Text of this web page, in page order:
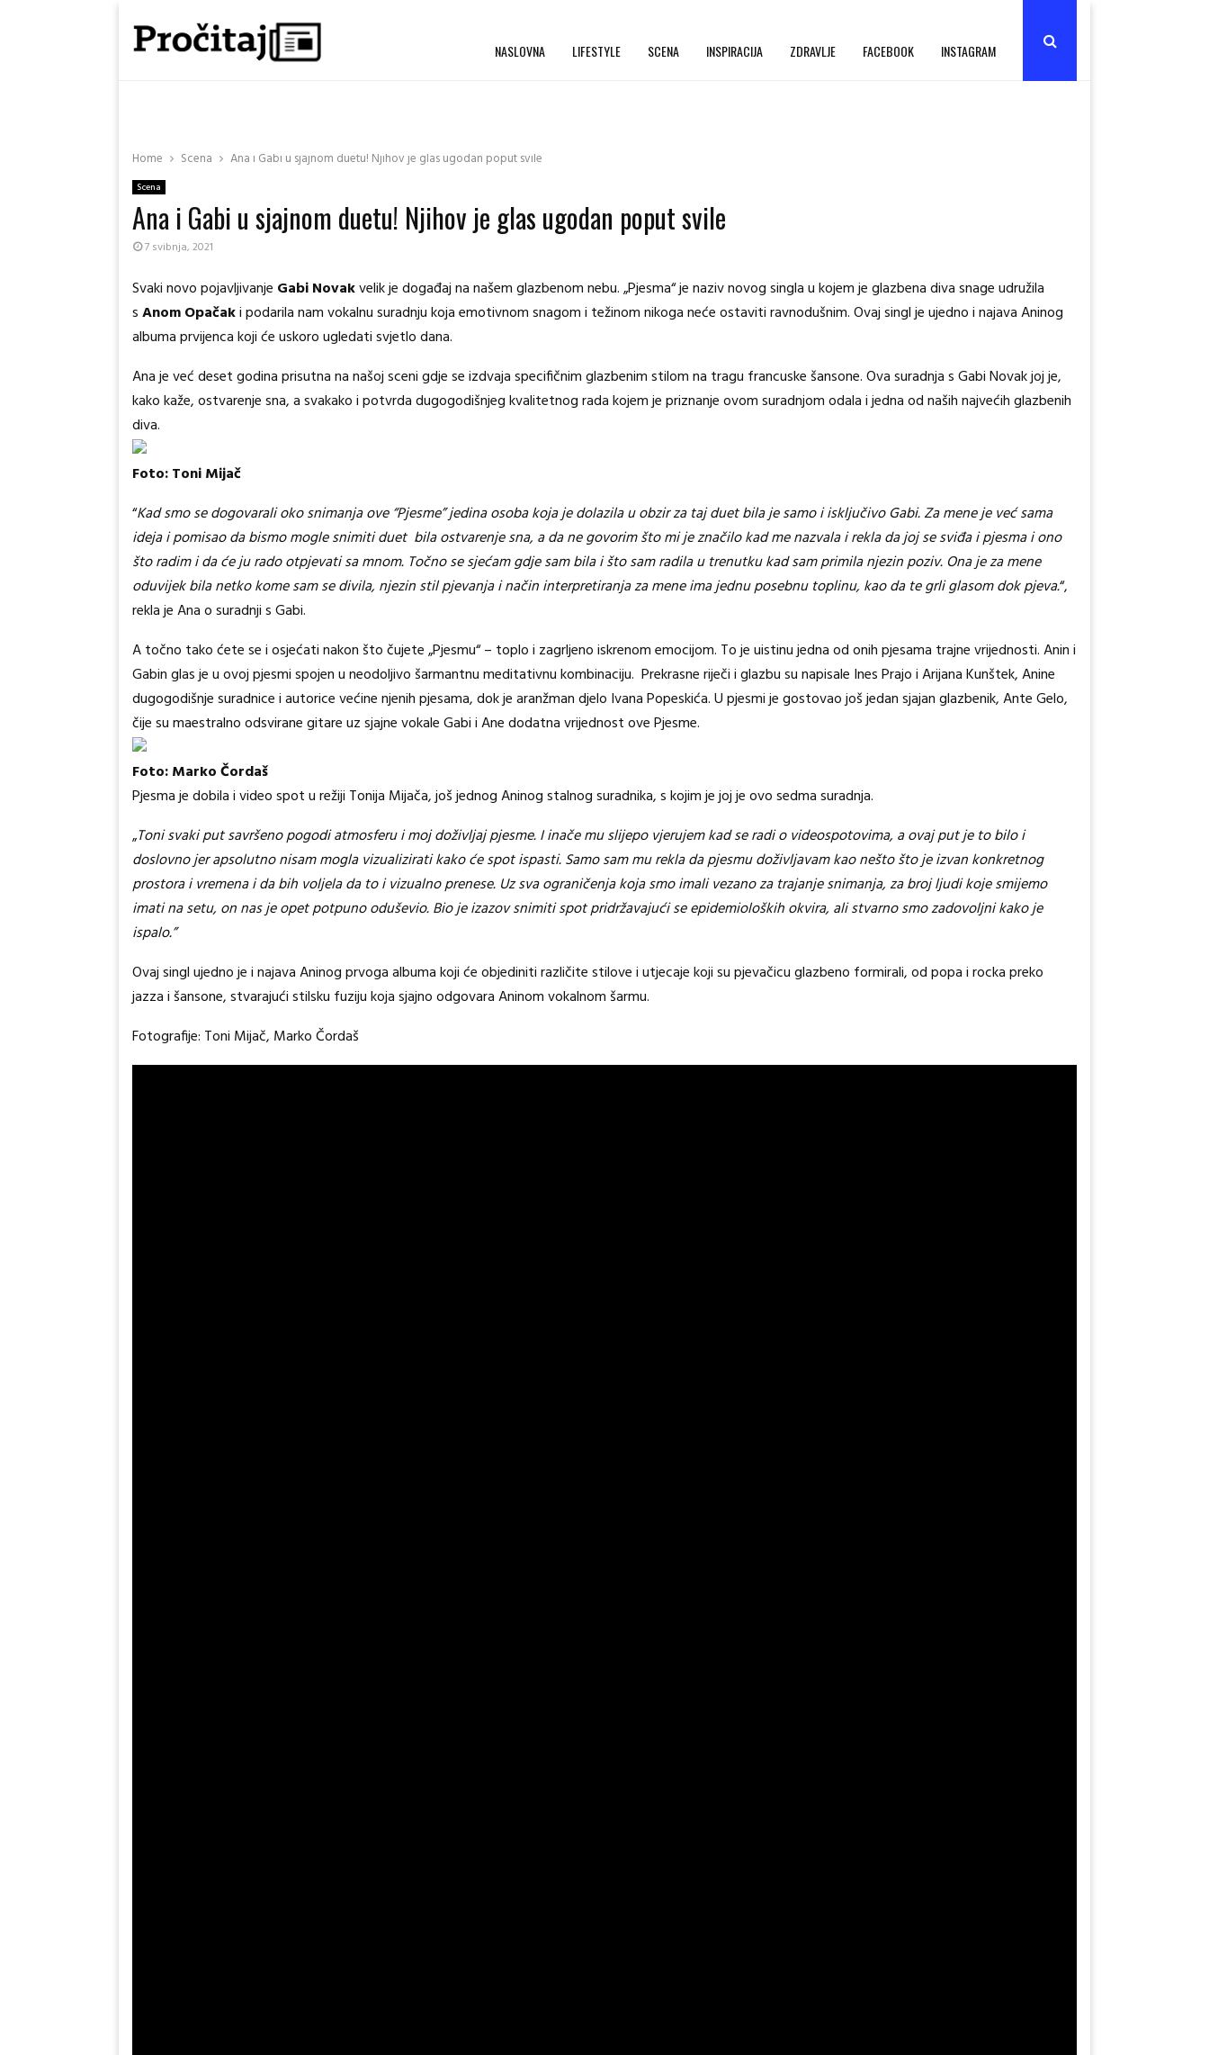
NASLOVNA LIFESTYLE SCENA INSPIRACIJA ZDRAVLJE FACEBOOK INSTAGRAM
Home Scena Ana i Gabi u sjajnom duetu! Njihov je glas ugodan poput svile
Scena
Ana i Gabi u sjajnom duetu! Njihov je glas ugodan poput svile
7 svibnja, 2021
Svaki novo pojavljivanje Gabi Novakvelik je događaj na našem glazbenom nebu. „Pjesma“ je naziv novog singla u kojem je glazbena diva snage udružila
sAnom Opačaki podarila nam vokalnu suradnju koja emotivnom snagom i težinom nikoga neće ostaviti ravnodušnim. Ovaj singl je ujedno i najava Aninog
albuma prvijenca koji će uskoro ugledati svjetlo dana.
Ana je već deset godina prisutna na našoj sceni gdje se izdvaja specifičnim glazbenim stilom na tragu francuske šansone. Ova suradnja s Gabi Novak joj je,
kako kaže, ostvarenje sna, a svakako i potvrda dugogodišnjeg kvalitetnog rada kojem je priznanje ovom suradnjom odala i jedna od naših najvećih glazbenih
diva.
Foto: Toni Mijač
“Kad smo se dogovarali oko snimanja ove “Pjesme” jedina osoba koja je dolazila u obzir za taj duet bila je samo i isključivo Gabi. Za mene je već sama
ideja i pomisao da bismo mogle snimiti duet bila ostvarenje sna, a da ne govorim što mi je značilo kad me nazvala i rekla da joj se sviđa i pjesma i ono
što radim i da će ju rado otpjevati sa mnom. Točno se sjećam gdje sam bila i što sam radila u trenutku kad sam primila njezin poziv. Ona je za mene
oduvijek bila netko kome sam se divila, njezin stil pjevanja i način interpretiranja za mene ima jednu posebnu toplinu, kao da te grli glasom dok pjeva.“,
rekla je Ana o suradnji s Gabi.
A točno tako ćete se i osjećati nakon što čujete „Pjesmu“ – toplo i zagrljeno iskrenom emocijom. To je uistinu jedna od onih pjesama trajne vrijednosti. Anin i
Gabin glas je u ovoj pjesmi spojen u neodoljivo šarmantnu meditativnu kombinaciju. Prekrasne riječi i glazbu su napisale Ines Prajo i Arijana Kunštek, Anine
dugogodišnje suradnice i autorice većine njenih pjesama, dok je aranžman djelo Ivana Popeskića. U pjesmi je gostovao još jedan sjajan glazbenik, Ante Gelo,
čije su maestralno odsvirane gitare uz sjajne vokale Gabi i Ane dodatna vrijednost ove Pjesme.
Foto: Marko Čordaš
Pjesma je dobila i video spot u režiji Tonija Mijača, još jednog Aninog stalnog suradnika, s kojim je joj je ovo sedma suradnja.
„Toni svaki put savršeno pogodi atmosferu i moj doživljaj pjesme. I inače mu slijepo vjerujem kad se radi o videospotovima, a ovaj put je to bilo i
doslovno jer apsolutno nisam mogla vizualizirati kako će spot ispasti. Samo sam mu rekla da pjesmu doživljavam kao nešto što je izvan konkretnog
prostora i vremena i da bih voljela da to i vizualno prenese. Uz sva ograničenja koja smo imali vezano za trajanje snimanja, za broj ljudi koje smijemo
imati na setu, on nas je opet potpuno oduševio. Bio je izazov snimiti spot pridržavajući se epidemioloških okvira, ali stvarno smo zadovoljni kako je
ispalo.”
Ovaj singl ujedno je i najava Aninog prvoga albuma koji će objediniti različite stilove i utjecaje koji su pjevačicu glazbeno formirali, od popa i rocka preko
jazza i šansone, stvarajući stilsku fuziju koja sjajno odgovara Aninom vokalnom šarmu.
Fotografije: Toni Mijač, Marko Čordaš